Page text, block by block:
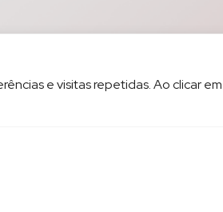
e visitas repetidas. Ao clicar